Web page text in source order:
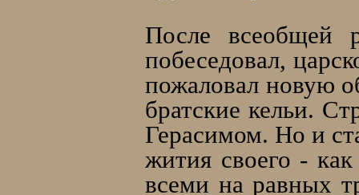
После всеобщей
побеседовал,
пожаловал новую
братские кельи.
Герасимом. Но и
жития своего -
всеми на равных